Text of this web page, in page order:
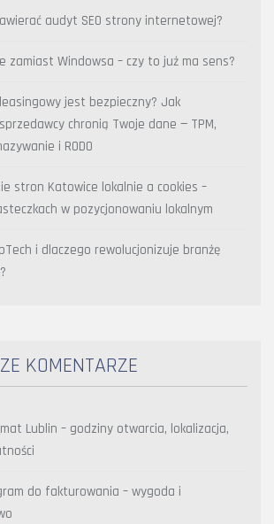
audyt SEO strony internetowej?
zamiast Windowsa – czy to już ma sens?
jest bezpieczny? Jak
chronią Twoje dane — TPM,
i RODO
stron Katowice lokalnie a cookies –
w pozycjonowaniu lokalnym
i dlaczego rewolucjonizuje branżę
KOMENTARZE
Lublin – godziny otwarcia, lokalizacja,
do fakturowania – wygoda i